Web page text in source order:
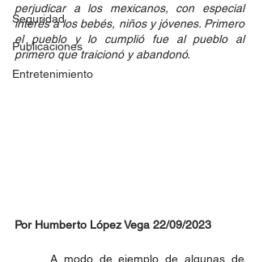
Seguridad
Publicaciones
Entretenimiento
perjudicar a los mexicanos, con especial
interés a los bebés, niños y jóvenes. Primero
el pueblo y lo cumplió fue al pueblo al
primero que traicionó y abandonó.
Por Humberto López Vega 22/09/2023